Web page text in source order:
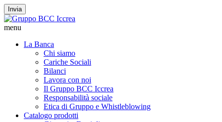
Invia
menu
La Banca
Chi siamo
Cariche Sociali
Bilanci
Lavora con noi
Il Gruppo BCC Iccrea
Responsabilità sociale
Etica di Gruppo e Whistleblowing
Catalogo prodotti